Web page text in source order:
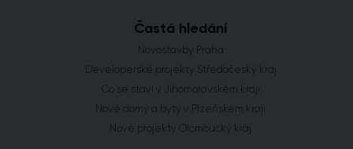
Častá hledání
Novostavby Praha
Developerské projekty Středočeský kraj
Co se staví v Jihomoravském kraji
Nové domy a byty v Plzeňském kraji
Nové projekty Olomoucký kraj